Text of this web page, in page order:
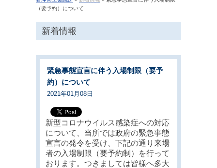
（要予約）について
新着情報
緊急事態宣言に伴う入場制限（要予
約）について
2021年01月08日
新型コロナウイルス感染症への対応
について、当所では政府の緊急事態
宣言の発令を受け、下記の通り来場
者の入場制限（要予約制）を行って
おります。つきましては皆様へ多大